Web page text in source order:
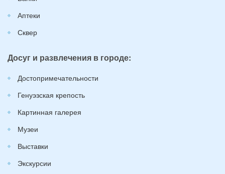
Аптеки
Сквер
Досуг и развлечения в городе:
Достопримечательности
Генуэзская крепость
Картинная галерея
Музеи
Выставки
Экскурсии